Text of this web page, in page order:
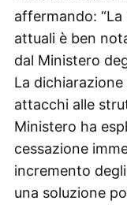
affermando:
attuali è ben
dal Ministero
La
attacchi alle
Ministero ha
cessazione
incremento
una soluzione